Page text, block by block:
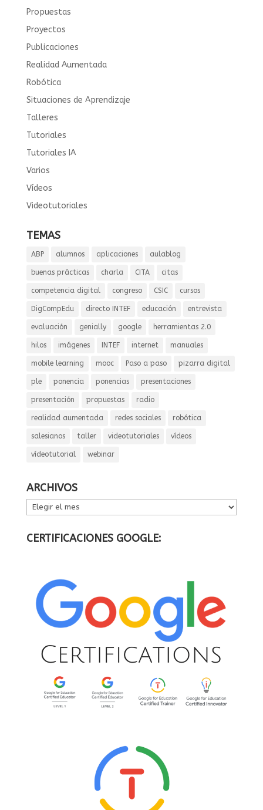
Propuestas
Proyectos
Publicaciones
Realidad Aumentada
Robótica
Situaciones de Aprendizaje
Talleres
Tutoriales
Tutoriales IA
Varios
Vídeos
Videotutoriales
TEMAS
ABP alumnos aplicaciones aulablog
buenas prácticas charla CITA citas
competencia digital congreso CSIC cursos
DigCompEdu directo INTEF educación entrevista
evaluación genially google herramientas 2.0
hilos imágenes INTEF internet manuales
mobile learning mooc Paso a paso pizarra digital
ple ponencia ponencias presentaciones
presentación propuestas radio
realidad aumentada redes sociales robótica
salesianos taller videotutoriales vídeos
vídeotutorial webinar
ARCHIVOS
ARCHIVOS
CERTIFICACIONES GOOGLE: